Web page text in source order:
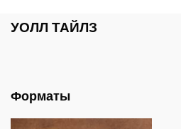
УОЛЛ ТАЙЛЗ
Форматы